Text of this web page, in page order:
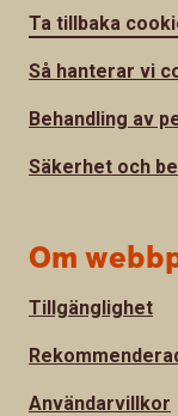
Ta tillbaka
Så hanterar vi
Behandling av
Säkerhet och
Om
Tillgänglighet
Användarvillkor